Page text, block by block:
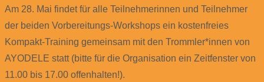
Am 28. Mai findet für alle Teilnehmerinnen und Teilnehmer
der beiden Vorbereitungs-Workshops ein kostenfreies
Kompakt-Training gemeinsam mit den Trommler*innen von
AYODELE statt (bitte für die Organisation ein Zeitfenster von
11.00 bis 17.00 offenhalten!).